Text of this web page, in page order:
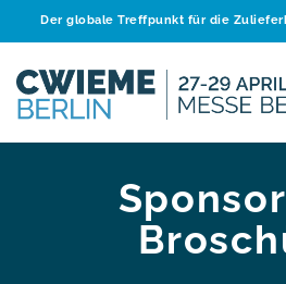
Der globale Treffpunkt für die